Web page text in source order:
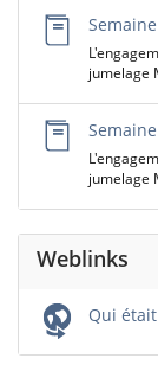
jumelage
jumelage
Weblinks
Qui